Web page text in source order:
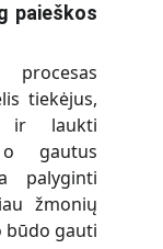
paieškos
procesas
tiekėjus,
ir laukti
gautus
palyginti
žmonių
būdo gauti